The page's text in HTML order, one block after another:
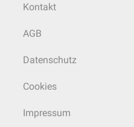
Kontakt
AGB
Datenschutz
Cookies
Impressum